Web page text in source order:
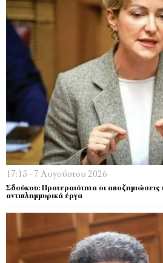
17:15 - 7 Αυγούστου 2026
Σδούκου: Προτεραιότητα οι
αντιπλημμυρικά έργα